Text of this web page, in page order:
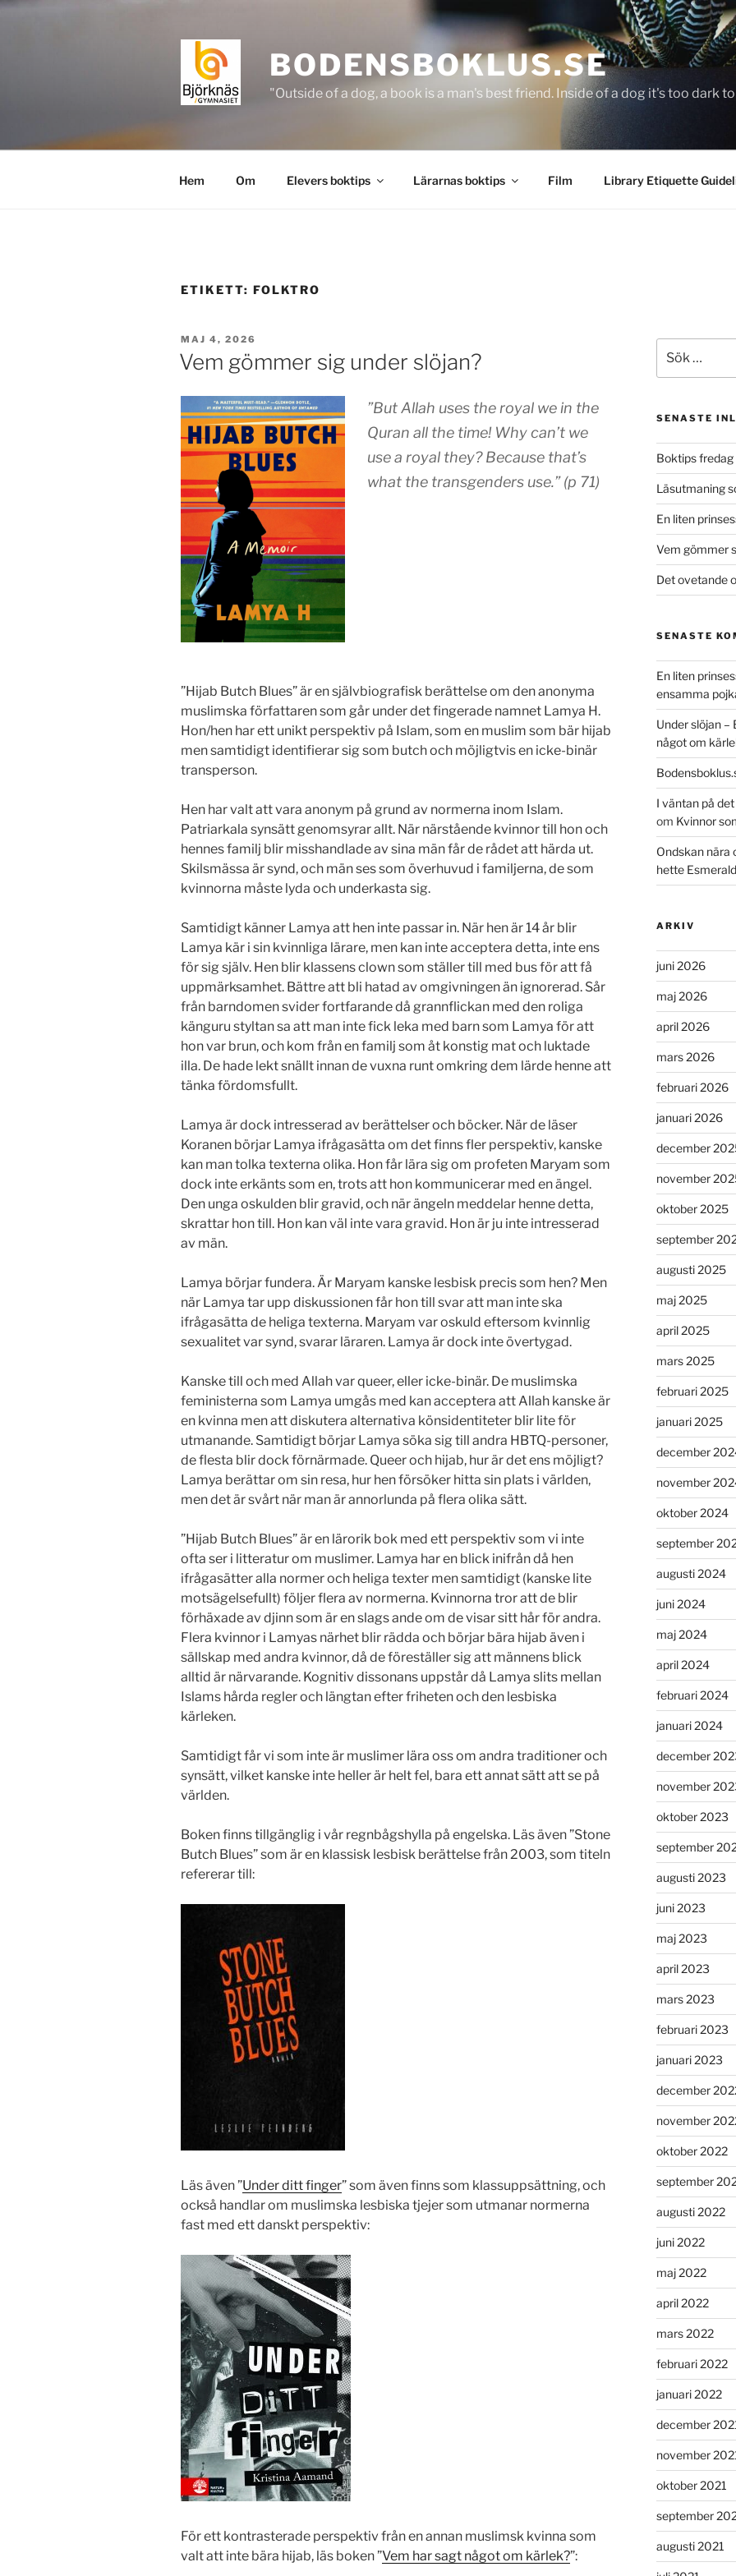
Hoppa
BODENSBOKLUS.SE
"Outside of a dog, a book is a man's best friend. Inside of a dog it's too dark
Hem Om Elevers boktips Lärarnas boktips Film Library Etiquette
ETIKETT: FOLKTRO
PUBLICERAT
MAJ 4, 2026
Vem gömmer sig under slöjan?
”But Allah uses the royal we in the
Quran all the time! Why can’t we
use a royal they? Because that’s
what the transgenders use.” (p 71)
”Hijab Butch Blues” är en självbiografisk berättelse om den anonyma
muslimska författaren som går under det fingerade namnet Lamya H.
Hon/hen har ett unikt perspektiv på Islam, som en muslim som bär hijab
men samtidigt identifierar sig som butch och möjligtvis en icke-binär
transperson.
Hen har valt att vara anonym på grund av normerna inom Islam.
Patriarkala synsätt genomsyrar allt. När närstående kvinnor till hon och
hennes familj blir misshandlade av sina män får de rådet att härda ut.
Skilsmässa är synd, och män ses som överhuvud i familjerna, de som
kvinnorna måste lyda och underkasta sig.
Samtidigt känner Lamya att hen inte passar in. När hen är 14 år blir
Lamya kär i sin kvinnliga lärare, men kan inte acceptera detta, inte ens
för sig själv. Hen blir klassens clown som ställer till med bus för att få
uppmärksamhet. Bättre att bli hatad av omgivningen än ignorerad. Sår
från barndomen svider fortfarande då grannflickan med den roliga
känguru styltan sa att man inte fick leka med barn som Lamya för att
hon var brun, och kom från en familj som åt konstig mat och luktade
illa. De hade lekt snällt innan de vuxna runt omkring dem lärde henne att
tänka fördomsfullt.
Lamya är dock intresserad av berättelser och böcker. När de läser
Koranen börjar Lamya ifrågasätta om det finns fler perspektiv, kanske
kan man tolka texterna olika. Hon får lära sig om profeten Maryam som
dock inte erkänts som en, trots att hon kommunicerar med en ängel.
Den unga oskulden blir gravid, och när ängeln meddelar henne detta,
skrattar hon till. Hon kan väl inte vara gravid. Hon är ju inte intresserad
av män.
Lamya börjar fundera. Är Maryam kanske lesbisk precis som hen? Men
när Lamya tar upp diskussionen får hon till svar att man inte ska
ifrågasätta de heliga texterna. Maryam var oskuld eftersom kvinnlig
sexualitet var synd, svarar läraren. Lamya är dock inte övertygad.
Kanske till och med Allah var queer, eller icke-binär. De muslimska
feministerna som Lamya umgås med kan acceptera att Allah kanske är
en kvinna men att diskutera alternativa könsidentiteter blir lite för
utmanande. Samtidigt börjar Lamya söka sig till andra HBTQ-personer,
de flesta blir dock förnärmade. Queer och hijab, hur är det ens möjligt?
Lamya berättar om sin resa, hur hen försöker hitta sin plats i världen,
men det är svårt när man är annorlunda på flera olika sätt.
”Hijab Butch Blues” är en lärorik bok med ett perspektiv som vi inte
ofta ser i litteratur om muslimer. Lamya har en blick inifrån då hen
ifrågasätter alla normer och heliga texter men samtidigt (kanske lite
motsägelsefullt) följer flera av normerna. Kvinnorna tror att de blir
förhäxade av djinn som är en slags ande om de visar sitt hår för andra.
Flera kvinnor i Lamyas närhet blir rädda och börjar bära hijab även i
sällskap med andra kvinnor, då de föreställer sig att männens blick
alltid är närvarande. Kognitiv dissonans uppstår då Lamya slits mellan
Islams hårda regler och längtan efter friheten och den lesbiska
kärleken.
Samtidigt får vi som inte är muslimer lära oss om andra traditioner och
synsätt, vilket kanske inte heller är helt fel, bara ett annat sätt att se på
världen.
Boken finns tillgänglig i vår regnbågshylla på engelska. Läs även ”Stone
Butch Blues” som är en klassisk lesbisk berättelse från 2003, som titeln
refererar till:
Läs även ”Under ditt finger” som även finns som klassuppsättning, och
också handlar om muslimska lesbiska tjejer som utmanar normerna
fast med ett danskt perspektiv:
För ett kontrasterade perspektiv från en annan muslimsk kvinna som
valt att inte bära hijab, läs boken ”Vem har sagt något om kärlek?”:
efter:
SENASTE
Boktips fredag
Läsutmaning
En liten
Vem gömmer
Det ovetande
SENASTE
En liten
ensamma
Under slöjan –
något om
I väntan på
om Kvinnor
Ondskan nära
hette
ARKIV
juni 2026
maj 2026
april 2026
mars 2026
februari 2026
januari 2026
december
november
oktober 2025
september
augusti 2025
maj 2025
april 2025
mars 2025
februari 2025
januari 2025
december
november
oktober 2024
september
augusti 2024
juni 2024
maj 2024
april 2024
februari 2024
januari 2024
december
november
oktober 2023
september
augusti 2023
juni 2023
maj 2023
april 2023
mars 2023
februari 2023
januari 2023
december
november
oktober 2022
september
augusti 2022
juni 2022
maj 2022
april 2022
mars 2022
februari 2022
januari 2022
december
november
oktober 2021
september
augusti 2021